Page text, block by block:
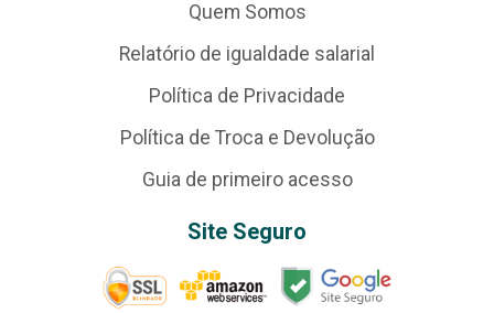
Quem Somos
Relatório de igualdade salarial
Política de Privacidade
Política de Troca e Devolução
Guia de primeiro acesso
Site Seguro